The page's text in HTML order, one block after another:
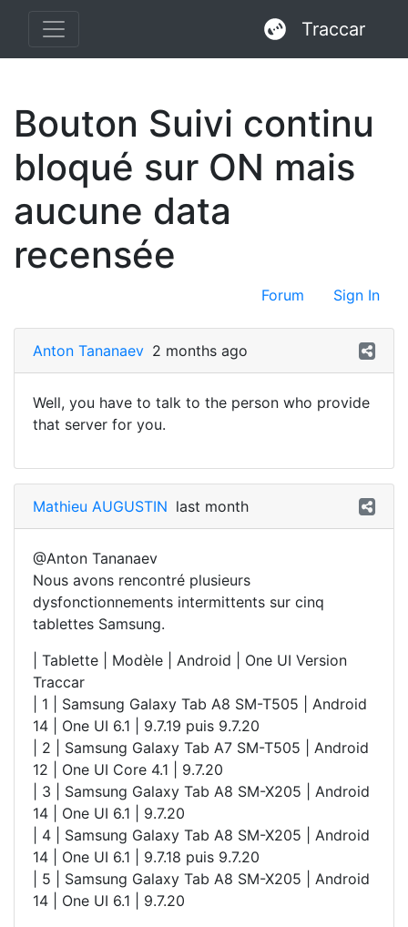
Traccar
Bouton Suivi continu
bloqué sur ON mais
aucune data
recensée
Forum Sign In
Anton Tananaev 2 months ago
Well, you have to talk to the person who provide
that server for you.
Mathieu AUGUSTIN last month
@Anton Tananaev
Nous avons rencontré plusieurs
dysfonctionnements intermittents sur cinq
tablettes Samsung.
| Tablette | Modèle | Android | One UI Version
Traccar
| 1 | Samsung Galaxy Tab A8 SM-T505 | Android
14 | One UI 6.1 | 9.7.19 puis 9.7.20
| 2 | Samsung Galaxy Tab A7 SM-T505 | Android
12 | One UI Core 4.1 | 9.7.20
| 3 | Samsung Galaxy Tab A8 SM-X205 | Android
14 | One UI 6.1 | 9.7.20
| 4 | Samsung Galaxy Tab A8 SM-X205 | Android
14 | One UI 6.1 | 9.7.18 puis 9.7.20
| 5 | Samsung Galaxy Tab A8 SM-X205 | Android
14 | One UI 6.1 | 9.7.20